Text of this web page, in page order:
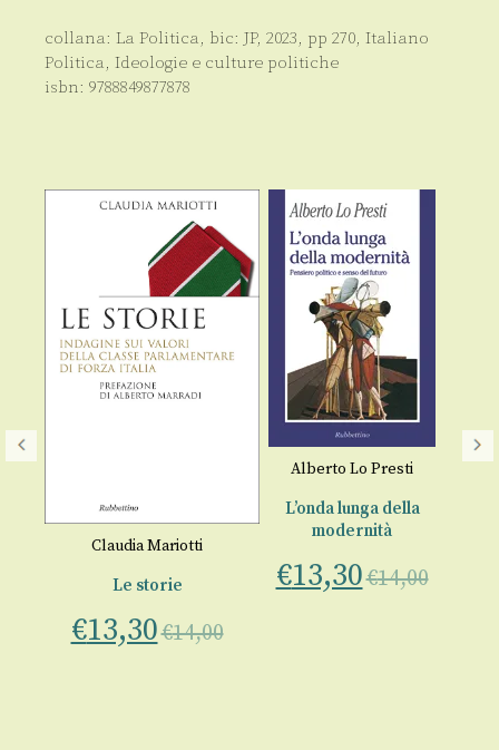
collana: La Politica, bic: JP, 2023, pp 270, Italiano
Politica, Ideologie e culture politiche
isbn: 9788849877878
Claudia Mariotti
Le storie
€13,30€14,00
Alberto Lo Presti
L’onda lunga della
modernità
€13,30€14,00